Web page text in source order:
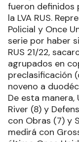
fueron definidos
la LVA RUS.
Policial y Once
serie por haber
RUS 21/22,
agrupados en
preclasificación
noveno a
De esta manera,
River (8) y
con Obras (7) y
medirá con